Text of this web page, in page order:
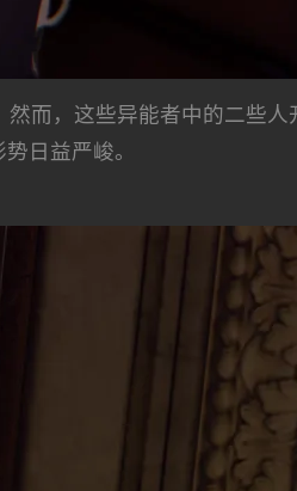
而，这些异能者中的二些人
日益严峻。